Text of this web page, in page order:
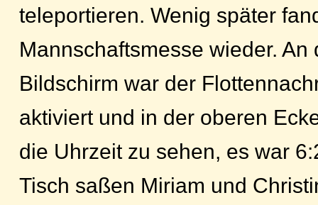
teleportieren. Wenig später
Mannschaftsmesse wieder. An
Bildschirm war der
aktiviert und in der oberen
die Uhrzeit zu sehen, es war
Tisch saßen Miriam und